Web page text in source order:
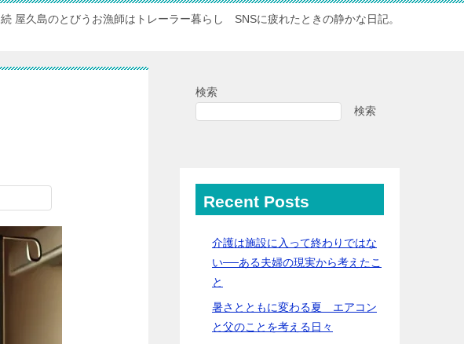
続 屋久島のとびうお漁師はトレーラー暮らし SNSに疲れたときの静かな日記。
検索
検索
Recent Posts
介護は施設に入って終わりではな
い──ある夫婦の現実から考えたこ
と
暑さとともに変わる夏 エアコン
と父のことを考える日々